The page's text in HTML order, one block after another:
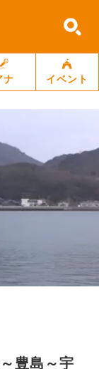
ナ イベント
豊島～宇